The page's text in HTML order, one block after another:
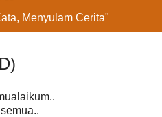
Menyulam Cerita"